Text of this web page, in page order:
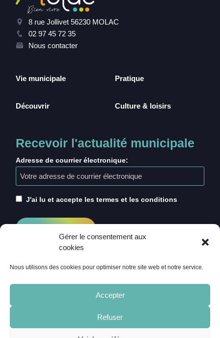
Gérer le consentement aux
cookies
Nous utilisons des cookies pour optimiser notre site web et notre service.
Accepter
Refuser
8 rue Jollivet 56230 MOLAC
02 97 45 72 35
Nous contacter
Vie municipale
Découvrir
Pratique
Culture & loisirs
Recevoir l'actualité municipale
Adresse de courrier électronique:
J'ai lu et accepte les termes et les conditions
CRÉDITS
MENTIONS LÉGALES